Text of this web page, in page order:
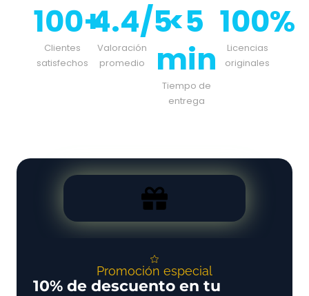
100+
Clientes
satisfechos
4.4/5
Valoración
promedio
<5
min
Tiempo de
entrega
100%
Licencias
originales
Promoción especial
10% de descuento en tu